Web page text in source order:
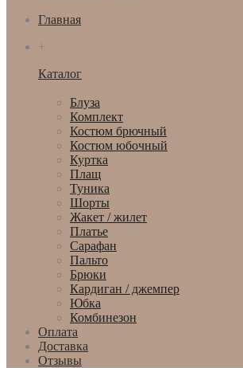
Главная
+
Каталог
Блуза
Комплект
Костюм брючный
Костюм юбочный
Куртка
Плащ
Туника
Шорты
Жакет / жилет
Платье
Сарафан
Пальто
Брюки
Кардиган / джемпер
Юбка
Комбинезон
Оплата
Доставка
Отзывы